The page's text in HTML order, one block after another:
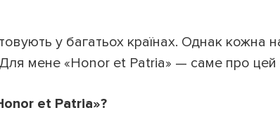
у багатьох країнах. Однак кожна
мене «Honor et Patria» — саме про цей
et Patria»?